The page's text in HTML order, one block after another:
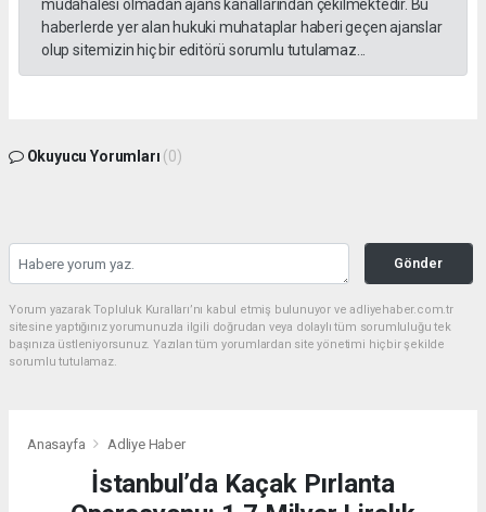
müdahalesi olmadan ajans kanallarından çekilmektedir. Bu
haberlerde yer alan hukuki muhataplar haberi geçen ajanslar
olup sitemizin hiç bir editörü sorumlu tutulamaz...
Okuyucu Yorumları (0)
Gönder
Yorum yazarak Topluluk Kuralları’nı kabul etmiş bulunuyor ve adliyehaber.com.tr
sitesine yaptığınız yorumunuzla ilgili doğrudan veya dolaylı tüm sorumluluğu tek
başınıza üstleniyorsunuz. Yazılan tüm yorumlardan site yönetimi hiçbir şekilde
sorumlu tutulamaz.
Anasayfa Adliye Haber
İstanbul’da Kaçak Pırlanta